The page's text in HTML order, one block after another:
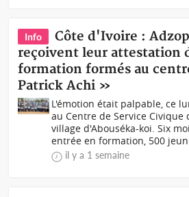
Info
Côte d'Ivoire :
reçoivent leur attestation
formation formés au
Patrick Achi »
L'émotion était palpable, ce
au Centre de Service Civique
village d'Abouséka-koi. Six
entrée en formation, 500
il y a 1 semaine